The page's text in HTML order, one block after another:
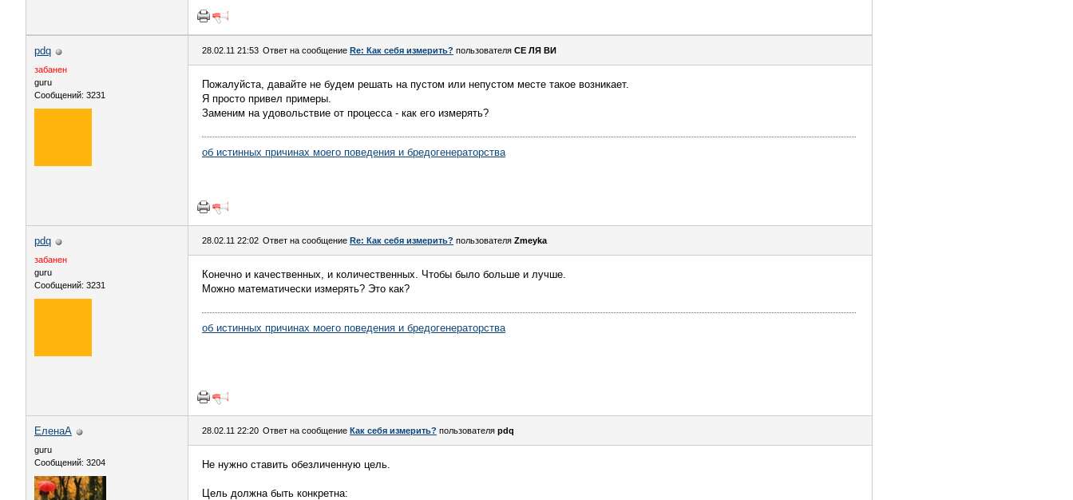
pdq
забанен
guru
Сообщений: 3231
28.02.11 21:53 Ответ на сообщение Re: Как себя измерить? пользователя СЕ ЛЯ ВИ
Пожалуйста, давайте не будем решать на пустом или непустом месте такое возникает.
Я просто привел примеры.
Заменим на удовольствие от процесса - как его измерять?
об истинных причинах моего поведения и бредогенераторства
pdq
забанен
guru
Сообщений: 3231
28.02.11 22:02 Ответ на сообщение Re: Как себя измерить? пользователя Zmeyka
Конечно и качественных, и количественных. Чтобы было больше и лучше.
Можно математически измерять? Это как?
об истинных причинах моего поведения и бредогенераторства
ЕленаА
guru
Сообщений: 3204
28.02.11 22:20 Ответ на сообщение Как себя измерить? пользователя pdq
Не нужно ставить обезличенную цель.
Цель должна быть конкретна: